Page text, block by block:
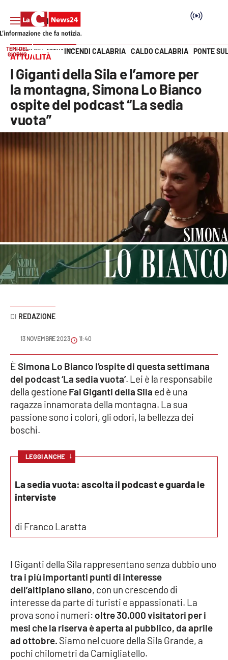
SEZIONI
Cronaca
Politica
Attualità
Sport
Cultura
Podcast
Meteo
Editoriali
VIDEO
Ambiente
Cronaca
Economia e Lavoro
Politica
Società
Sport
RUBRICHE
Vai
TEMI DEL
GIORNO
INCENDI CALABRIA CALDO CALABRIA PONTE
HOME PAGE ATTUALITÀ
ATTUALITÀ
I Giganti della Sila e l’amore per
la montagna, Simona Lo Bianco
ospite del podcast “La sedia
vuota”
REDAZIONE
13 NOVEMBRE 2023 11:40
ÈSimona Lo Bianco l’ospite di questa settimana
del podcast ‘La sedia vuota’. Lei è la responsabile
della gestione Fai Giganti della Sila ed è una
ragazza innamorata della montagna. La sua
passione sono i colori, gli odori, la bellezza dei
boschi.
LEGGI ANCHE ↓
La sedia vuota: ascolta il podcast e guarda le
interviste
di Franco Laratta
I Giganti della Sila rappresentano senza dubbio uno
tra i più importanti punti di interesse
dell’altipiano silano, con un crescendo di
interesse da parte di turisti e appassionati. La
prova sono i numeri: oltre 30.000 visitatori per i
mesi che la riserva è aperta al pubblico, da aprile
ad ottobre. Siamo nel cuore della Sila Grande, a
pochi chilometri da Camigliatello.